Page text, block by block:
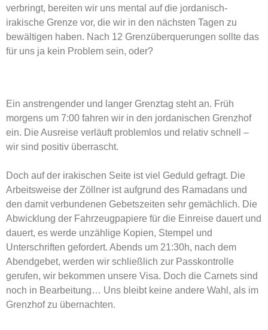
verbringt, bereiten wir uns mental auf die jordanisch-
irakische Grenze vor, die wir in den nächsten Tagen zu
bewältigen haben. Nach 12 Grenzüberquerungen sollte das
für uns ja kein Problem sein, oder?
Ein anstrengender und langer Grenztag steht an. Früh
morgens um 7:00 fahren wir in den jordanischen Grenzhof
ein. Die Ausreise verläuft problemlos und relativ schnell –
wir sind positiv überrascht.
Doch auf der irakischen Seite ist viel Geduld gefragt. Die
Arbeitsweise der Zöllner ist aufgrund des Ramadans und
den damit verbundenen Gebetszeiten sehr gemächlich. Die
Abwicklung der Fahrzeugpapiere für die Einreise dauert und
dauert, es werde unzählige Kopien, Stempel und
Unterschriften gefordert. Abends um 21:30h, nach dem
Abendgebet, werden wir schließlich zur Passkontrolle
gerufen, wir bekommen unsere Visa. Doch die Carnets sind
noch in Bearbeitung… Uns bleibt keine andere Wahl, als im
Grenzhof zu übernachten.